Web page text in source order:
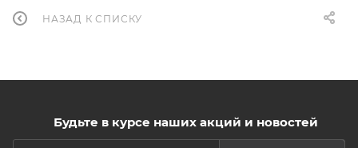
НАЗАД К СПИСКУ
Будьте в курсе наших акций и новостей